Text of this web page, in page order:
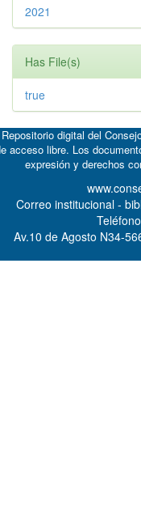
2021
Has File(s)
true
digital del
acceso libre. Los
expresión y derechos
Correo institucional -
Av.10 de Agosto N34-